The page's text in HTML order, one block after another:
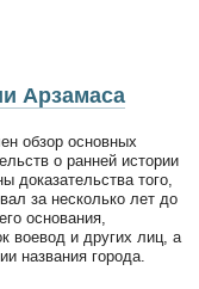
Арзамаса
обзор основных
о ранней истории
доказательства того,
за несколько лет до
основания,
воевод и других лиц, а
названия города.